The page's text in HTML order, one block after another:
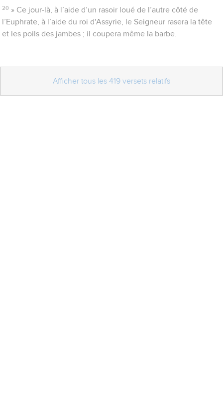
20 » Ce jour-là, à l’aide d’un rasoir loué de l’autre côté de
l’Euphrate, à l’aide du roi d'Assyrie, le Seigneur rasera la tête
et les poils des jambes ; il coupera même la barbe.
Afficher tous les 419 versets relatifs